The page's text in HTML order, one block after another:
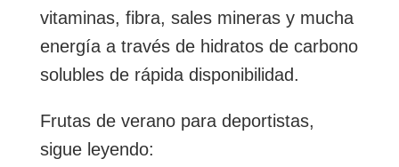
vitaminas, fibra, sales mineras y mucha
energía a través de hidratos de carbono
solubles de rápida disponibilidad.
Frutas de verano para deportistas,
sigue leyendo: